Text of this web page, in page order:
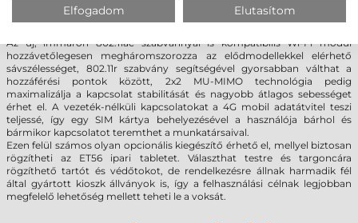
Bluetooth 5.0 / 2.1+EDR Class 2 Bluetooth LE, Windows: Bluetooth 4.2,
Class 1 + Bluetooth LE) is teremthet, az új chipek ideális esetben 300
Az új, immáron 802.11ac szabvánnyal is kompatibilis Wi-Fi modul
hozzávetőlegesen megháromszorozza az elődmodellekkel elérhető
sávszélességet, 802.11r szabvány segítségével gyorsabban válthat a
hozzáférési pontok között, 2x2 MU-MIMO technológia pedig
maximalizálja a kapcsolat stabilitását és nagyobb átlagos sebességet
érhet el. A vezeték-nélküli kapcsolatokat a 4G mobil adatátvitel teszi
teljessé, így egy SIM kártya behelyezésével a használója bárhol és
bármikor kapcsolatot teremthet a munkatársaival.
Ezen felül számos olyan opcionális kiegészítő érhető el, mellyel biztosan
rögzítheti az ET56 ipari tabletet. Választhat testre és targoncára
rögzíthető tartót és védőtokot, de rendelkezésre állnak harmadik fél
által gyártott kioszk állványok is, így a felhasználási célnak legjobban
megfelelő lehetőség mellett teheti le a voksát.
Elfogadom Elutasítom